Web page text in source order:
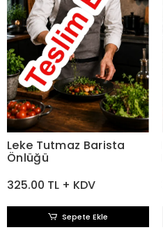
Leke Tutmaz Barista
Önlüğü
325.00 TL + KDV
Sepete Ekle